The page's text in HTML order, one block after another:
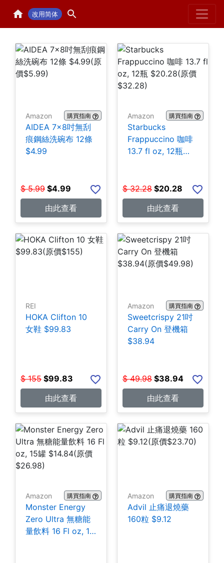
改用简体 Home
Amazon 購買指南
AIDEA 7×8吋無刮
痕鋼絲洗碗布 12條
$4.99
$ 5.99 $4.99
由此查看
Amazon 購買指南
Starbucks
Frappuccino 咖啡
13.7 fl oz, 12瓶
$ 32.28 $20.28
由此查看
REI
HOKA Clifton 10
女鞋 $99.83
$ 155 $99.83
由此查看
Amazon 購買指南
Sweetcrispy 21吋
Carry On 登機箱
$38.94
$ 49.98 $38.94
由此查看
Amazon 購買指南
Monster Energy
Zero Ultra 無糖能
量飲料 16 Fl oz, 15
Amazon 購買指南
Advil 止痛退燒藥
160粒 $9.12